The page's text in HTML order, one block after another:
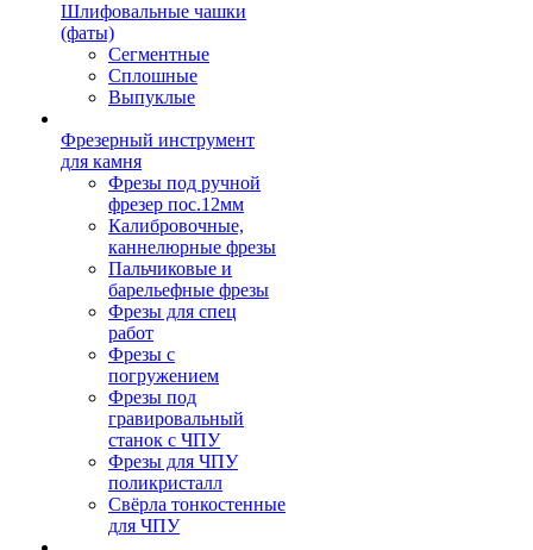
Шлифовальные чашки
(фаты)
Сегментные
Сплошные
Выпуклые
Фрезерный инструмент
для камня
Фрезы под ручной
фрезер пос.12мм
Калибровочные,
каннелюрные фрезы
Пальчиковые и
барельефные фрезы
Фрезы для спец
работ
Фрезы с
погружением
Фрезы под
гравировальный
станок с ЧПУ
Фрезы для ЧПУ
поликристалл
Свёрла тонкостенные
для ЧПУ